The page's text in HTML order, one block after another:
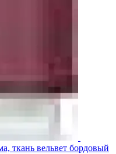
ткань вельвет бордовый